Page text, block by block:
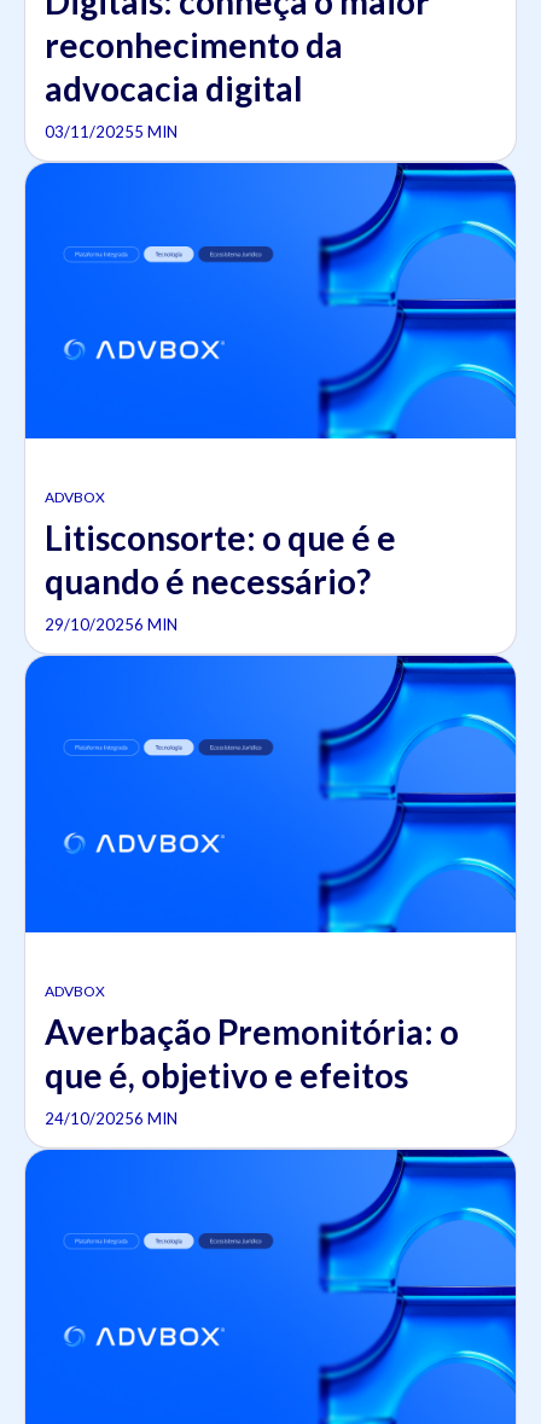
reconhecimento da
advocacia digital
03/11/20255 MIN
ADVBOX
Litisconsorte: o que é e
quando é necessário?
29/10/20256 MIN
ADVBOX
Averbação Premonitória: o
que é, objetivo e efeitos
24/10/20256 MIN